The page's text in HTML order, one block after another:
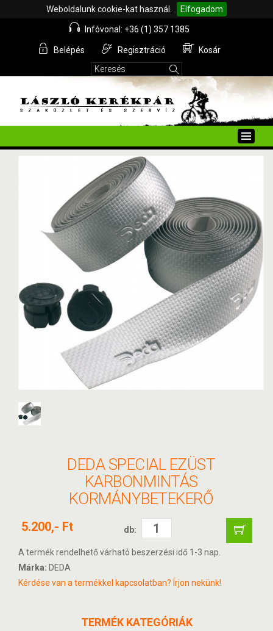
Weboldalunk cookie-kat használ. Elfogadom
Infóvonal: +36 (1) 357 1385
Belépés Regisztráció Kosár
Toggle
DEDA SPECIAL EZÜST
KARBONMINTÁS
KORMÁNYBETEKERŐ
5.200,- Ft db:
A termék rendelhető várható beszerzési idő 1-3 nap.
Márka: DEDA
Kérdése van a termékkel kapcsolatban? Írjon nekünk!
TERMÉK KATEGÓRIÁK